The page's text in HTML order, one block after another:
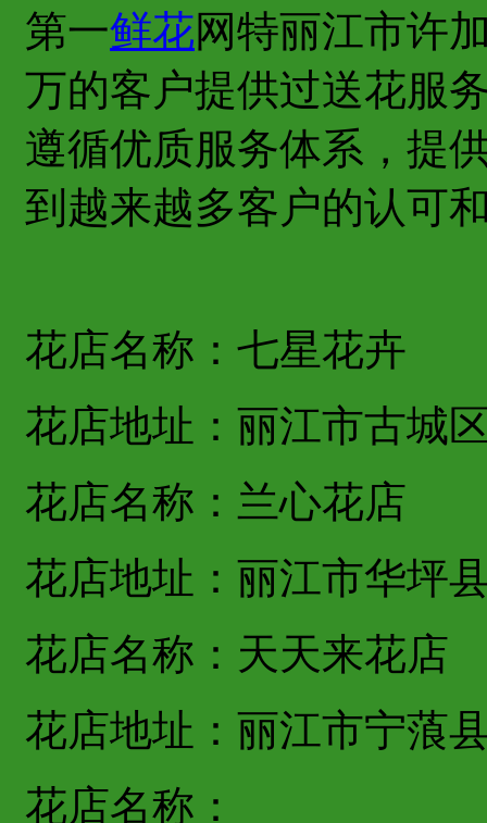
第一鲜花网特丽江市许
万的客户提供过送花服
遵循优质服务体系，提
到越来越多客户的认可
花店名称：七星花卉
花店地址：丽江市古城
花店名称：兰心花店
花店地址：丽江市华坪
花店名称：天天来花店
花店地址：丽江市宁蒗
花店名称：